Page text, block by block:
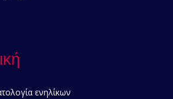
ενηλίκων